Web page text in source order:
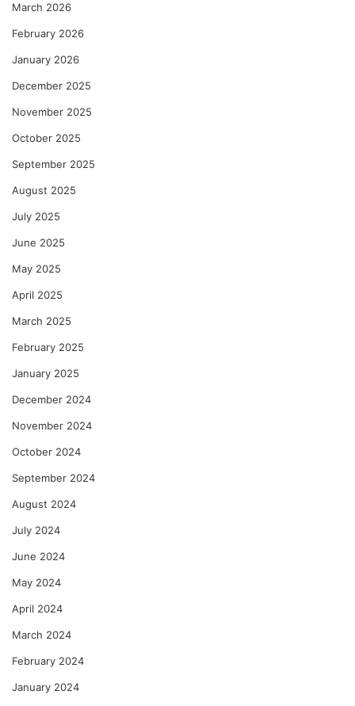
णु
का
ल्हे
March 2026
February 2026
January 2026
December 2025
November 2025
October 2025
September 2025
August 2025
July 2025
June 2025
May 2025
April 2025
March 2025
February 2025
January 2025
December 2024
November 2024
October 2024
September 2024
August 2024
July 2024
June 2024
May 2024
April 2024
March 2024
February 2024
January 2024